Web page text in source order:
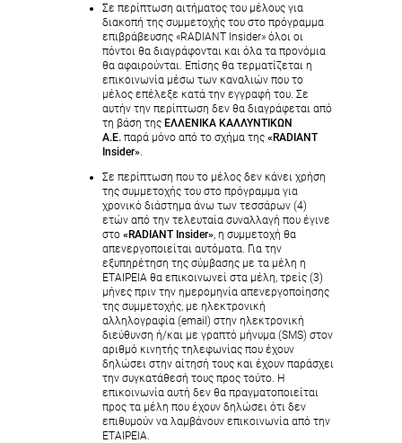
Σε περίπτωση αιτήματος του μέλους για
διακοπή της συμμετοχής του στο πρόγραμμα
επιβράβευσης «RADIANT Insider» όλοι οι
πόντοι θα διαγράφονται και όλα τα προνόμια
θα αφαιρούνται. Επίσης θα τερματίζεται η
επικοινωνία μέσω των καναλιών που το
μέλος επέλεξε κατά την εγγραφή του. Σε
αυτήν την περίπτωση δεν θα διαγράφεται από
τη βάση τηςΕΛΛΕΝΙΚΑ ΚΑΛΛΥΝΤΙΚΩΝ
Α.Ε. παρά μόνο από το σχήμα της«RADIANT
Insider».
Σε περίπτωση που το μέλος δεν κάνει χρήση
της συμμετοχής του στο πρόγραμμα για
χρονικό διάστημα άνω των τεσσάρων (4)
ετών από την τελευταία συναλλαγή που έγινε
στο«RADIANT Insider» , η συμμετοχή θα
απενεργοποιείται αυτόματα. Για την
εξυπηρέτηση της σύμβασης με τα μέλη η
ΕΤΑΙΡΕΙΑ θα επικοινωνεί στα μέλη, τρείς (3)
μήνες πριν την ημερομηνία απενεργοποίησης
της συμμετοχής, με ηλεκτρονική
αλληλογραφία (email) στην ηλεκτρονική
διεύθυνση ή/και με γραπτό μήνυμα (SMS) στον
αριθμό κινητής τηλεφωνίας που έχουν
δηλώσει στην αίτησή τους και έχουν παράσχει
την συγκατάθεσή τους προς τούτο. Η
επικοινωνία αυτή δεν θα πραγματοποιείται
προς τα μέλη που έχουν δηλώσει ότι δεν
επιθυμούν να λαμβάνουν επικοινωνία από την
ΕΤΑΙΡΕΙΑ.